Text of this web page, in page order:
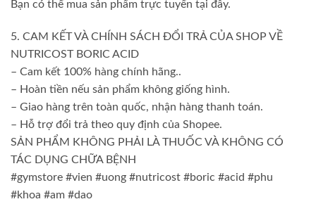
Bạn có thể mua sản phẩm trực tuyến tại đây.
5. CAM KẾT VÀ CHÍNH SÁCH ĐỔI TRẢ CỦA SHOP VỀ
NUTRICOST BORIC ACID
– Cam kết 100% hàng chính hãng..
– Hoàn tiền nếu sản phẩm không giống hình.
– Giao hàng trên toàn quốc, nhận hàng thanh toán.
– Hỗ trợ đổi trả theo quy định của Shopee.
SẢN PHẨM KHÔNG PHẢI LÀ THUỐC VÀ KHÔNG CÓ
TÁC DỤNG CHỮA BỆNH
#gymstore #vien #uong #nutricost #boric #acid #phu
#khoa #am #dao